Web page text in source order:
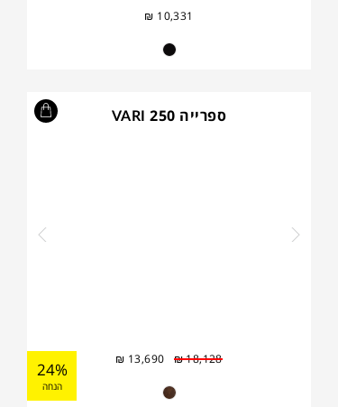
₪ 10,331
ספרייה VARI 250
₪18,128
₪ 13,690
24%
הנחה